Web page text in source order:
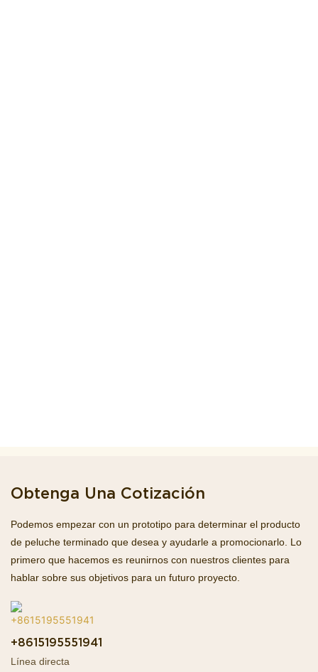
Obtenga Una Cotización
Podemos empezar con un prototipo para determinar el producto
de peluche terminado que desea y ayudarle a promocionarlo. Lo
primero que hacemos es reunirnos con nuestros clientes para
hablar sobre sus objetivos para un futuro proyecto.
+8615195551941
Línea directa